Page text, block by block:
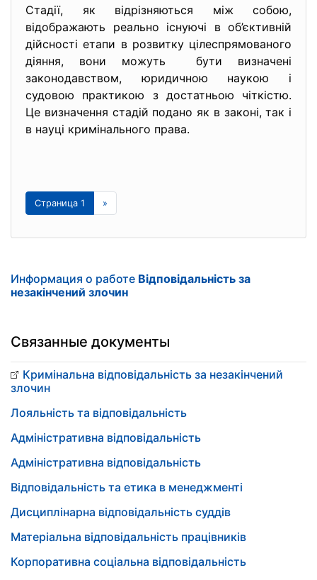
Cтадії, як відрізняються між собою,
відображають реально існуючі в об’єктивній
дійсності етапи в розвитку цілеспрямованого
діяння, вони можуть бути визначені
законодавством, юридичною наукою і
судовою практикою з достатньою чіткістю.
Це визначення стадій подано як в законі, так і
в науці кримінального права.
Страница 1 »
Информация о работе Відповідальність за
незакінчений злочин
Связанные документы
Кримінальна відповідальність за незакінчений
злочин
Лояльність та відповідальність
Адміністративна відповідальність
Адміністративна відповідальність
Відповідальність та етика в менеджменті
Дисциплінарна відповідальність суддів
Матеріальна відповідальність працівників
Корпоративна соціальна відповідальність